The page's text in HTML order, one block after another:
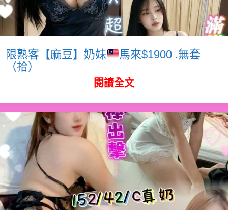
限熟客【麻豆】奶妹
馬來$1900 .無套
（拾）
閱讀全文